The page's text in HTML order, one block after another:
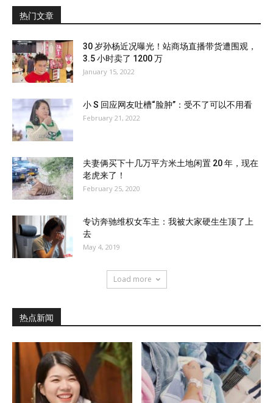
热门文章
30 岁孙杨近况曝光！站商场直播带货遭围观，
3.5 小时卖了 1200 万
January 15, 2022
小 S 回应网友吐槽“脸肿”：受不了可以不用看
February 21, 2022
夫妻俩买下十几万平方米土地闲置 20 年，现在
老虎来了！
February 25, 2020
专访奔驰维权女车主：我被大家硬生生顶了上
去
May 4, 2019
Load more
热点新闻